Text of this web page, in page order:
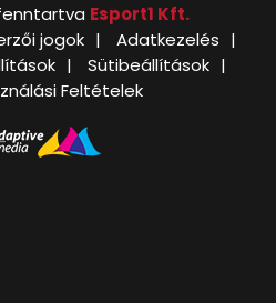
Esport1 Kft.
jogok
Adatkezelés
Sütibeállítások
Feltételek